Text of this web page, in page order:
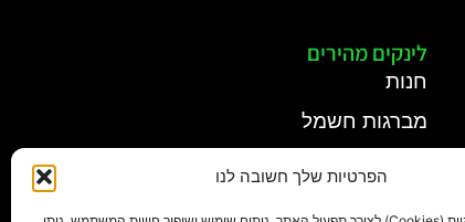
הפרטיות שלך חשובה לנו
לינקים מהירים
חנות
מברגות חשמל